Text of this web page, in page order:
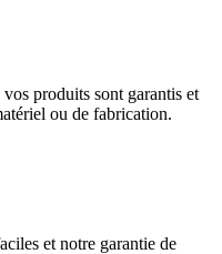
produits sont garantis et
ou de fabrication.
et notre garantie de